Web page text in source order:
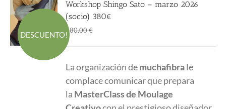
DESCUENTO!
Workshop Shingo Sato – marzo 2026
(socio) 380€
580.00€
era:
580.00 €.
es:
380.00 €.
La organización demuchafibrale
complace comunicar que prepara
la MasterClassde Moulage